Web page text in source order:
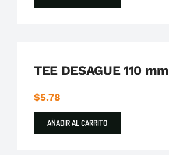
TEE DESAGUE 110 mm
$5.78
AÑADIR AL CARRITO